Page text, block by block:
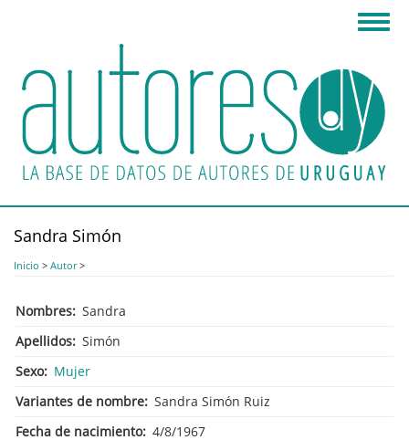
principal
Sandra Simón
Inicio > Autor>
Nombres Sandra
Apellidos Simón
Sexo
Mujer
Variantes de nombre Sandra Simón Ruiz
Fecha de nacimiento 4/8/1967